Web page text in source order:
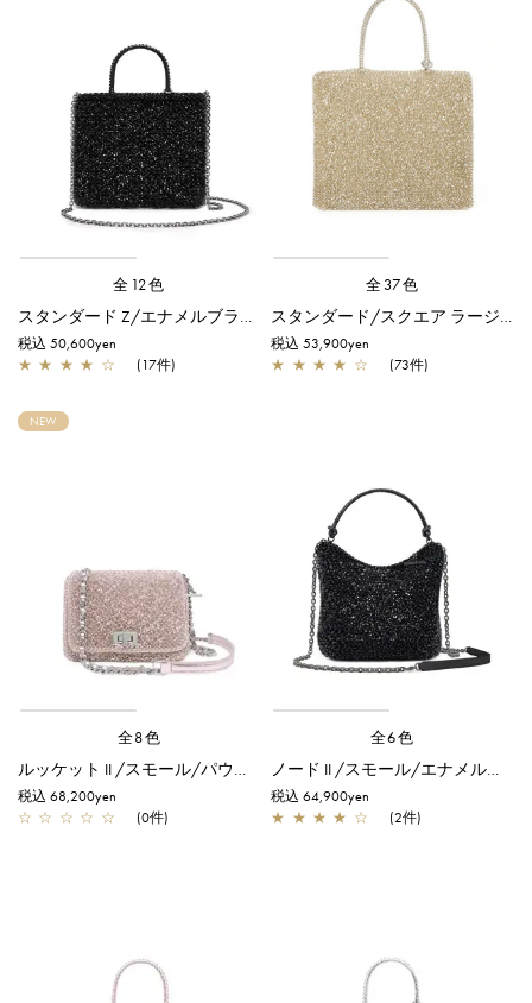
全12色
スタンダード Z/エナメルブラック
税込 50,600yen
★ ★ ★ ★ ☆ (17件)
全37色
スタンダード/スクエア ラージ/シルバーゴールド
税込 53,900yen
★ ★ ★ ★ ☆ (73件)
NEW
全8色
ルッケット II /スモール/パウダリーピンクシルバー
税込 68,200yen
☆ ☆ ☆ ☆ ☆ (0件)
全6色
ノード II /スモール/エナメルブラック
税込 64,900yen
★ ★ ★ ★ ☆ (2件)